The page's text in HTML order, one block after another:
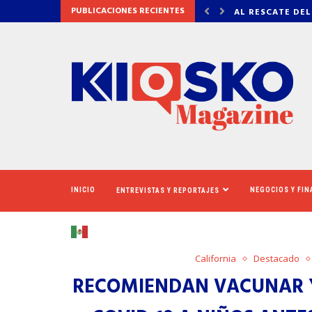
PUBLICACIONES RECIENTES
CINERAMA DOME VADHIR
INICIO ENTREVISTAS Y REPORTAJES NEGOCIOS Y
California Destacado
RECOMIENDAN VACUNAR